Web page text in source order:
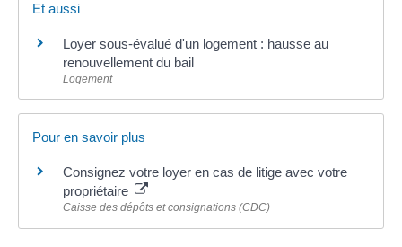
Et aussi
Loyer sous-évalué d'un logement : hausse au
renouvellement du bail
Logement
Pour en savoir plus
Consignez votre loyer en cas de litige avec votre
propriétaire
Caisse des dépôts et consignations (CDC)